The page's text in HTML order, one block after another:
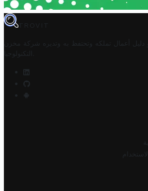
TROVIT
أعمال تملكه وتحتفظ به وتديره
شركة مخزن
التكنولوجيا